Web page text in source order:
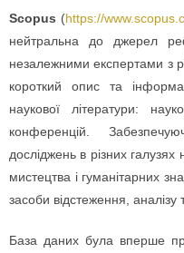
Scopus (https://
нейтральна до джерел
незалежними експертами з
короткий опис та
наукової літератури:
конференцій.
досліджень в різних галузях
мистецтва і гуманітарних
засоби відстеження, аналізу
База даних була вперше